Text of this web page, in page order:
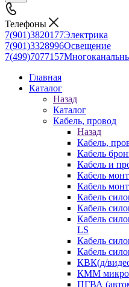
Телефоны
7(901)3820177Электрика
7(901)3328996Освещение
7(499)7077157
Главная
Каталог
Назад
Каталог
Кабель, провод
Назад
Кабель,
Кабель
Кабель и
Кабель
Кабель
Кабель
Кабель
Кабель
LS
Кабель
Кабель
КВК(д/
КММ
ПГВА